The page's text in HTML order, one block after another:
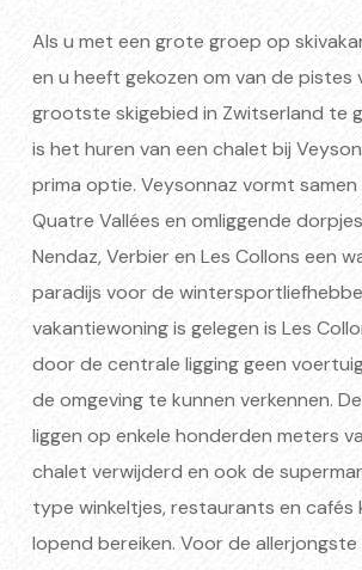
Als u met een grote groep op
en u heeft gekozen om van de pistes
grootste skigebied in Zwitserland te
is het huren van een chalet bij
prima optie. Veysonnaz vormt samen
Quatre Vallées en omliggende
Nendaz, Verbier en Les Collons een
paradijs voor de
vakantiewoning is gelegen is Les
door de centrale ligging geen
de omgeving te kunnen verkennen.
liggen op enkele honderden meters
chalet verwijderd en ook de
type winkeltjes, restaurants en cafés
lopend bereiken. Voor de allerjongste